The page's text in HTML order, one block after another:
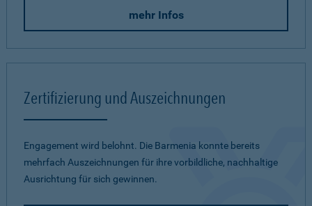
mehr Infos
Zertifizierung und Auszeichnungen
Engagement wird belohnt. Die Barmenia konnte bereits
mehrfach Auszeichnungen für ihre vorbildliche, nachhaltige
Ausrichtung für sich gewinnen.